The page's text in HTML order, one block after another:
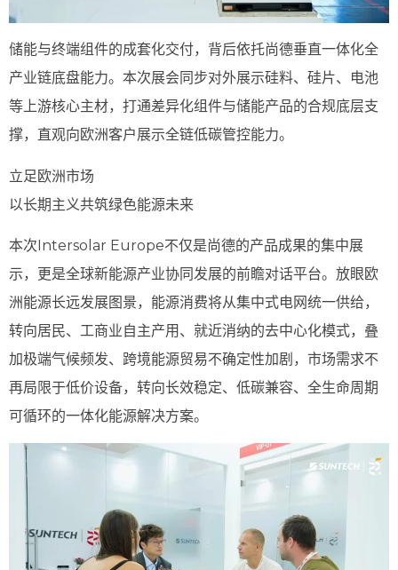
储能与终端组件的成套化交付，背后依托尚德垂直一体化全
产业链底盘能力。本次展会同步对外展示硅料、硅片、电池
等上游核心主材，打通差异化组件与储能产品的合规底层支
撑，直观向欧洲客户展示全链低碳管控能力。
立足欧洲市场
以长期主义共筑绿色能源未来
本次Intersolar Europe不仅是尚德的产品成果的集中展
示，更是全球新能源产业协同发展的前瞻对话平台。放眼欧
洲能源长远发展图景，能源消费将从集中式电网统一供给，
转向居民、工商业自主产用、就近消纳的去中心化模式，叠
加极端气候频发、跨境能源贸易不确定性加剧，市场需求不
再局限于低价设备，转向长效稳定、低碳兼容、全生命周期
可循环的一体化能源解决方案。